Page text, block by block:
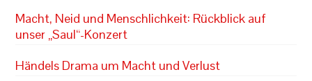
Macht, Neid und Menschlichkeit: Rückblick auf
unser „Saul“-Konzert
Händels Drama um Macht und Verlust